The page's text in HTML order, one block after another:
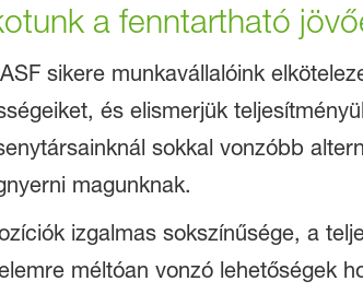
a fenntartható
sikere munkavállalóink
és elismerjük
sokkal vonzóbb
magunknak.
izgalmas sokszínűsége, a
méltóan vonzó lehetőségek